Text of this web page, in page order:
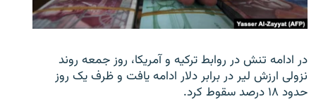
در ادامه تنش در روابط ترکیه و آمریکا، روز جمعه روند
نزولی ارزش لیر در برابر دلار ادامه یافت و ظرف یک روز
حدود ۱۸ درصد سقوط کرد.